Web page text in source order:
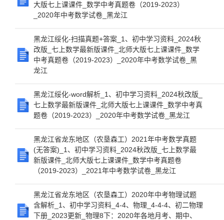
大版七上课课件_数学中考真题卷（2019-2023）
_2020年中考数学试卷_黑龙江
黑龙江绥化-扫描真题+答案_1、初中学习资料_2024秋
改版_七上数学最新版课件_北师大版七上课课件_数学
中考真题卷（2019-2023）_2020年中考数学试卷_黑
龙江
黑龙江绥化-word解析_1、初中学习资料_2024秋改版_
七上数学最新版课件_北师大版七上课课件_数学中考真
题卷（2019-2023）_2020年中考数学试卷_黑龙江
黑龙江省龙东地区（农垦森工）2021年中考数学真题
(无答案)_1、初中学习资料_2024秋改版_七上数学最
新版课件_北师大版七上课课件_数学中考真题卷
（2019-2023）_2021年中考数学试卷_黑龙江
黑龙江省龙东地区（农垦森工）2020年中考物理试题
含解析_1、初中学习资料_4-4、物理_4-4-4、初二物理
下册_2023更新_物理8下：2020年各地月考、期中、